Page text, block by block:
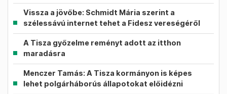
Vissza a jövőbe: Schmidt Mária szerint a
szélessávú internet tehet a Fidesz vereségéről
A Tisza győzelme reményt adott az itthon
maradásra
Menczer Tamás: A Tisza kormányon is képes
lehet polgárháborús állapotokat előidézni